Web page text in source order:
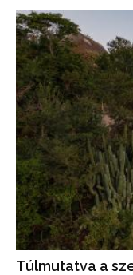
hagyományokra, vala
Túlmutatva a